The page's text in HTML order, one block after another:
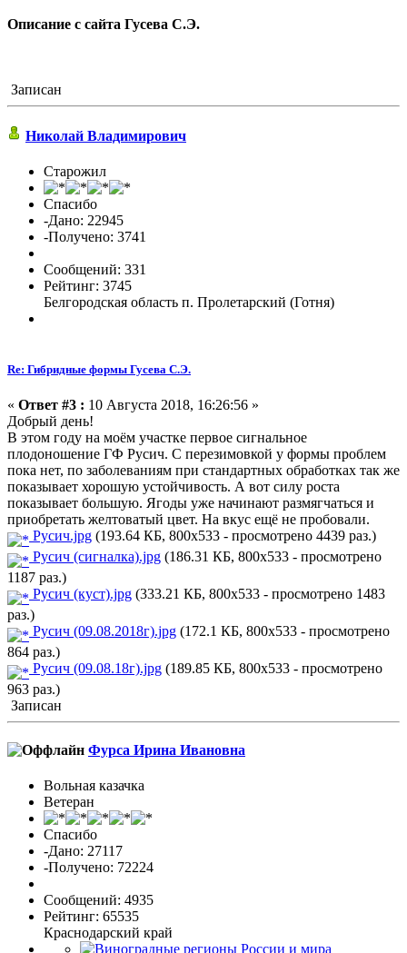
Описание с сайта Гусева С.Э.
Записан
Николай Владимирович
Старожил
Спасибо
-Дано: 22945
-Получено: 3741
Сообщений: 331
Рейтинг: 3745
Белгородская область п. Пролетарский (Готня)
Re: Гибридные формы Гусева С.Э.
« Ответ #3 : 10 Августа 2018, 16:26:56 »
Добрый день!
В этом году на моём участке первое сигнальное
плодоношение ГФ Русич. С перезимовкой у формы проблем
пока нет, по заболеваниям при стандартных обработках так же
показывает хорошую устойчивость. А вот силу роста
показывает большую. Ягоды уже начинают размягчаться и
приобретать желтоватый цвет. На вкус ещё не пробовали.
Русич.jpg (193.64 КБ, 800x533 - просмотрено 4439 раз.)
Русич (сигналка).jpg (186.31 КБ, 800x533 - просмотрено
1187 раз.)
Русич (куст).jpg (333.21 КБ, 800x533 - просмотрено 1483
раз.)
Русич (09.08.2018г).jpg (172.1 КБ, 800x533 - просмотрено
864 раз.)
Русич (09.08.18г).jpg (189.85 КБ, 800x533 - просмотрено
963 раз.)
Записан
Фурса Ирина Ивановна
Вольная казачка
Ветеран
Спасибо
-Дано: 27117
-Получено: 72224
Сообщений: 4935
Рейтинг: 65535
Краснодарский край